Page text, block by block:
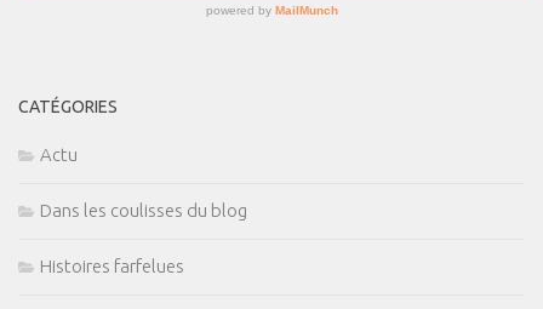
CATÉGORIES
Actu
Dans les coulisses du blog
Histoires farfelues